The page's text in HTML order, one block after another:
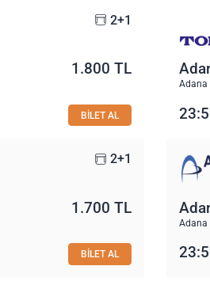
2+1
1.800 TL
BİLET AL
Adana
2+1
1.700 TL
BİLET AL
Adana